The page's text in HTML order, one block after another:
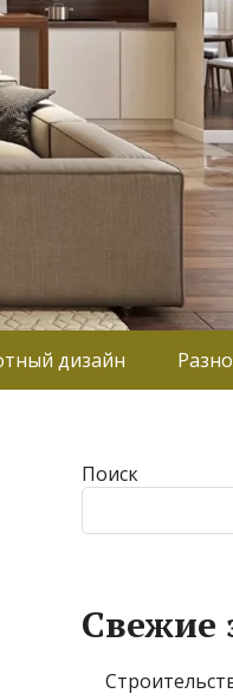
дизайн
Поиск
Свежие